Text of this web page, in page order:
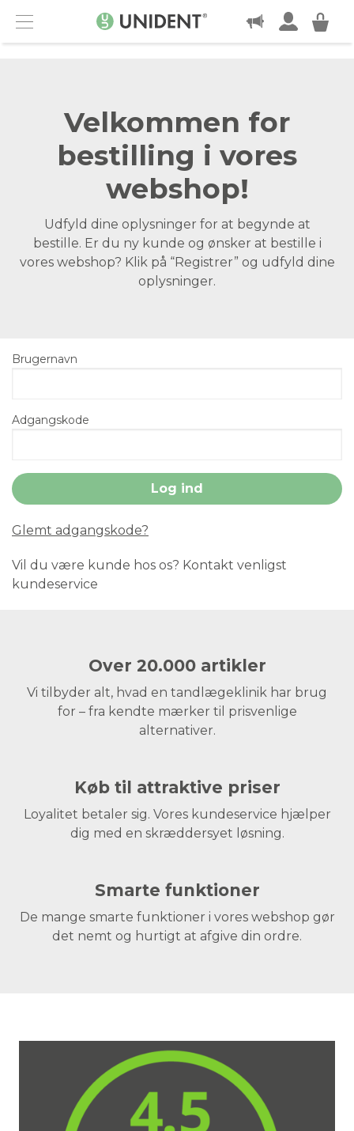
Menu
KONTAKT
Velkommen for
bestilling i vores
webshop!
Udfyld dine oplysninger for at begynde at
bestille. Er du ny kunde og ønsker at bestille i
vores webshop? Klik på “Registrer” og udfyld dine
oplysninger.
Brugernavn
Adgangskode
Glemt adgangskode?
Vil du være kunde hos os? Kontakt venligst
kundeservice
Over 20.000 artikler
Vi tilbyder alt, hvad en tandlægeklinik har brug
for – fra kendte mærker til prisvenlige
alternativer.
Køb til attraktive priser
Loyalitet betaler sig. Vores kundeservice hjælper
dig med en skræddersyet løsning.
Smarte funktioner
De mange smarte funktioner i vores webshop gør
det nemt og hurtigt at afgive din ordre.